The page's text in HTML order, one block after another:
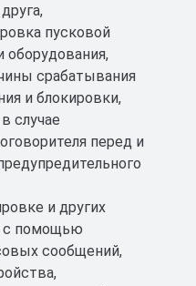
пусковой
срабатывания
и блокировки,
случае
перед и
и других
с помощью
сообщений,